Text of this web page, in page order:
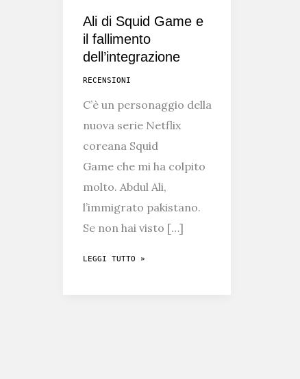
Ali di Squid Game e
il fallimento
dell’integrazione
RECENSIONI
C’è un personaggio della
nuova serie Netflix
coreana Squid
Game che mi ha colpito
molto. Abdul Ali,
l’immigrato pakistano.
Se non hai visto […]
ALI
LEGGI TUTTO »